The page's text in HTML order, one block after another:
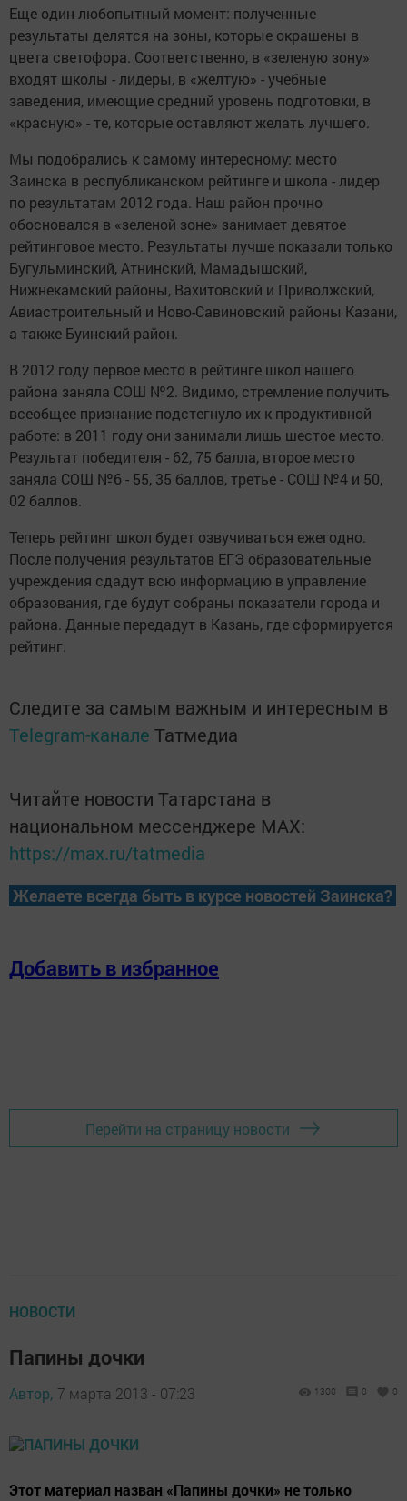
Еще один любопытный момент: полученные
результаты делятся на зоны, которые окрашены в
цвета светофора. Соответственно, в «зеленую зону»
входят школы - лидеры, в «желтую» - учебные
заведения, имеющие средний уровень подготовки, в
«красную» - те, которые оставляют желать лучшего.
Мы подобрались к самому интересному: место
Заинска в республиканском рейтинге и школа - лидер
по результатам 2012 года. Наш район прочно
обосновался в «зеленой зоне» занимает девятое
рейтинговое место. Результаты лучше показали только
Бугульминский, Атнинский, Мамадышский,
Нижнекамский районы, Вахитовский и Приволжский,
Авиастроительный и Ново-Савиновский районы Казани,
а также Буинский район.
В 2012 году первое место в рейтинге школ нашего
района заняла СОШ №2. Видимо, стремление получить
всеобщее признание подстегнуло их к продуктивной
работе: в 2011 году они занимали лишь шестое место.
Результат победителя - 62, 75 балла, второе место
заняла СОШ №6 - 55, 35 баллов, третье - СОШ №4 и 50,
02 баллов.
Теперь рейтинг школ будет озвучиваться ежегодно.
После получения результатов ЕГЭ образовательные
учреждения сдадут всю информацию в управление
образования, где будут собраны показатели города и
района. Данные передадут в Казань, где сформируется
рейтинг.
Следите за самым важным и интересным в
Telegram-канале Татмедиа
Читайте новости Татарстана в
национальном мессенджере MАХ:
https://max.ru/tatmedia
Желаете всегда быть в курсе новостей Заинска?
Добавить в избранное
Перейти на страницу новости
НОВОСТИ
Папины дочки
Автор, 7 марта 2013 - 07:23 1300 0 0
Этот материал назван «Папины дочки» не только